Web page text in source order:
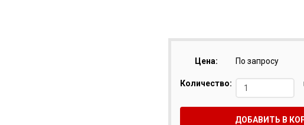
Цена: По запросу
Количество:
ДОБАВИТЬ В